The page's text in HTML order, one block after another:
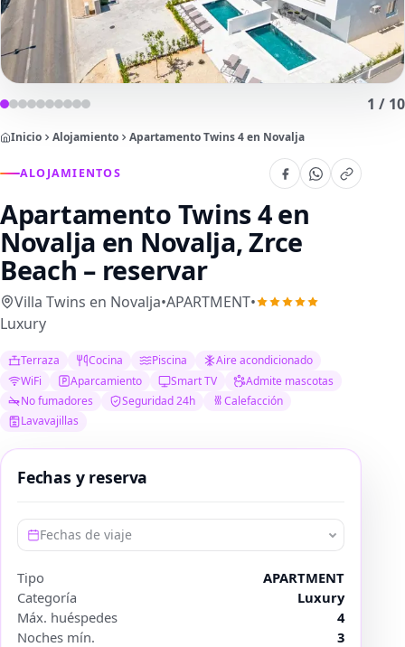
1 / 10
Inicio Alojamiento Apartamento Twins 4 en Novalja
ALOJAMIENTOS
Apartamento Twins 4 en
Novalja en Novalja, Zrce
Beach – reservar
Villa Twins en Novalja•APARTMENT•
Luxury
Terraza Cocina Piscina
Aire acondicionado
WiFi
Aparcamiento Smart TV
Admite mascotas
No fumadores
Seguridad 24h
Calefacción
Lavavajillas
Fechas y reserva
Fechas de viaje
Tipo
APARTMENT
Categoría
Luxury
Máx. huéspedes
4
Noches mín.
3